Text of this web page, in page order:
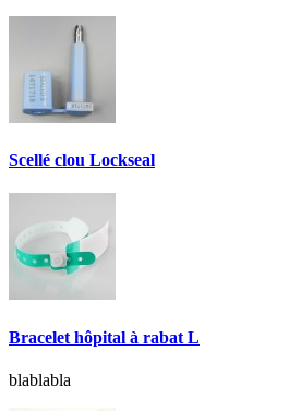
Scellé clou Lockseal
Bracelet hôpital à rabat L
blablabla